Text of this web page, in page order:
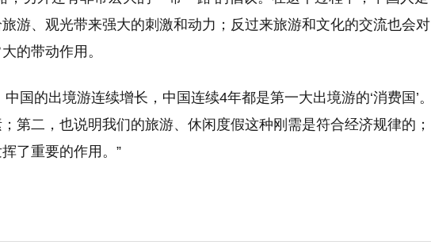
游、观光带来强大的刺激和动力；反过来旅游和文化的交流也会对
的带动作用。
国的出境游连续增长，中国连续4年都是第一大出境游的‘消费国’。
第二，也说明我们的旅游、休闲度假这种刚需是符合经济规律的；
了重要的作用。”